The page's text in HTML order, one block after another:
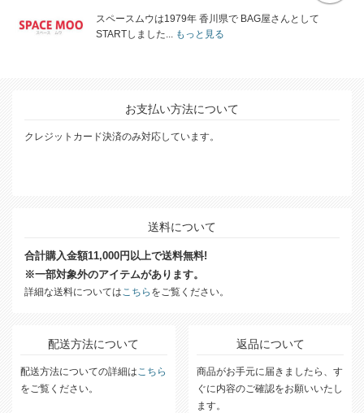
スペースムウは1979年 香川県で BAG屋さんとして
STARTしました...もっと見る
お支払い方法について
クレジットカード決済のみ対応しています。
送料について
合計購入金額11,000円以上で送料無料!
※一部対象外のアイテムがあります。
詳細な送料についてはこちら をご覧ください。
配送方法について
配送方法についての詳細はこちら
をご覧ください。
返品について
商品がお手元に届きましたら、す
ぐに内容のご確認をお願いいたし
ます。